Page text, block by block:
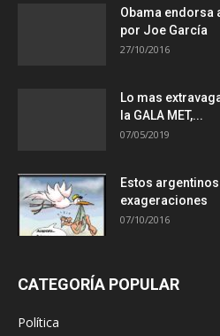
Obama endorsa
por Joe García
27/10/2016
Lo mas
la GALA MET,...
07/05/2019
Estos
exageraciones
07/10/2016
CATEGORÍA POPULAR
Política